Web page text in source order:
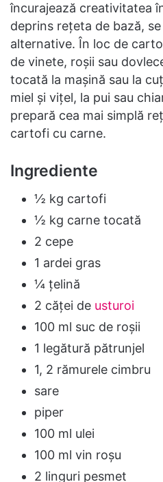
încurajează creativitatea
deprins rețeta de bază,
alternative. În loc de
de vinete, roșii sau
tocată la mașină sau la
miel și vițel, la pui sau
prepară cea mai simplă
cartofi cu carne.
Ingrediente
½ kg cartofi
½ kg carne tocată
2 cepe
1 ardei gras
¼ țelină
2 căței de usturoi
100 ml suc de roșii
1 legătură pătrunjel
1, 2 rămurele cimbru
sare
piper
100 ml ulei
100 ml vin roșu
2 linguri pesmet